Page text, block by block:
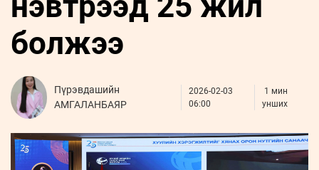
Бизнес
Leaderships
forum
ФОТО
ҮНДЭСНИЙ
МЭДЭЭЛЛИЙН
ВИДЕО
болжээ
Пүрэвдашийн
АМГАЛАНБАЯР
2026-02-03
06:00
1 мин
унших